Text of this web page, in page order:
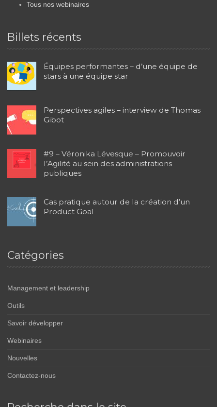
Tous nos webinaires
Billets récents
Équipes performantes – d’une équipe de
stars à une équipe star
Perspectives agiles – interview de Thomas
Gibot
#9 – Véronika Lévesque – Promouvoir
l’Agilité au sein des administrations
publiques
Cas pratique autour de la création d’un
Product Goal
Catégories
Management et leadership
Outils
Savoir développer
Webinaires
Nouvelles
Contactez-nous